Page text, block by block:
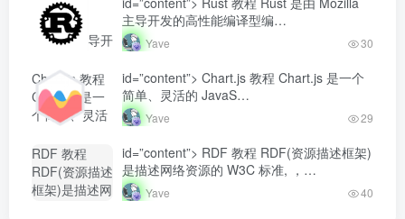
fit-cover
radius8">
Yave520-专业
开发者社区"
fit-cover
radius8">
Rust 教程
Rust 是由
Mozilla 主导开
译型编...-
Yave520-专业
开发者社区"
class="lazyload
fit-cover
radius8">
主导开发的高性能编译型编…
Yave 30
Chart.js 教程
Chart.js 是一
个简单、灵活
Yave520-专业
开发者社区"
class="lazyload
id=”content”> Chart.js 教程 Chart.js 是一个
简单、灵活的 JavaS…
Yave 29
RDF 教程
RDF(资源描述
框架)是描述网
id=”content”> RDF 教程 RDF(资源描述框架)
是描述网络资源的 W3C 标准, ，…
Yave 40